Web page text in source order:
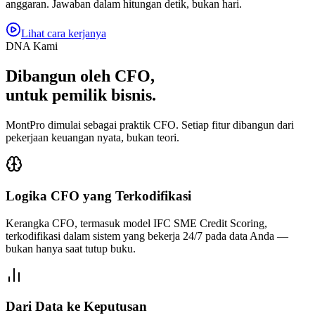
anggaran. Jawaban dalam hitungan detik, bukan hari.
Lihat cara kerjanya
DNA Kami
Dibangun oleh CFO,
untuk pemilik bisnis.
MontPro dimulai sebagai praktik CFO. Setiap fitur dibangun dari
pekerjaan keuangan nyata, bukan teori.
Logika CFO yang Terkodifikasi
Kerangka CFO, termasuk model IFC SME Credit Scoring,
terkodifikasi dalam sistem yang bekerja 24/7 pada data Anda —
bukan hanya saat tutup buku.
Dari Data ke Keputusan